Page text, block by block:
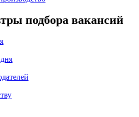
подбора вакансий